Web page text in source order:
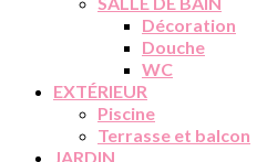
Décoration
Douche
WC
EXTÉRIEUR
Piscine
Terrasse et balcon
JARDIN